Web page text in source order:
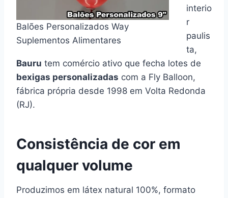
Balões Personalizados Way
Suplementos Alimentares
interio
r
paulis
ta,
Bauru tem comércio ativo que fecha lotes de
bexigas personalizadas com a Fly Balloon,
fábrica própria desde 1998 em Volta Redonda
(RJ).
Consistência de cor em
qualquer volume
Produzimos em látex natural 100%, formato